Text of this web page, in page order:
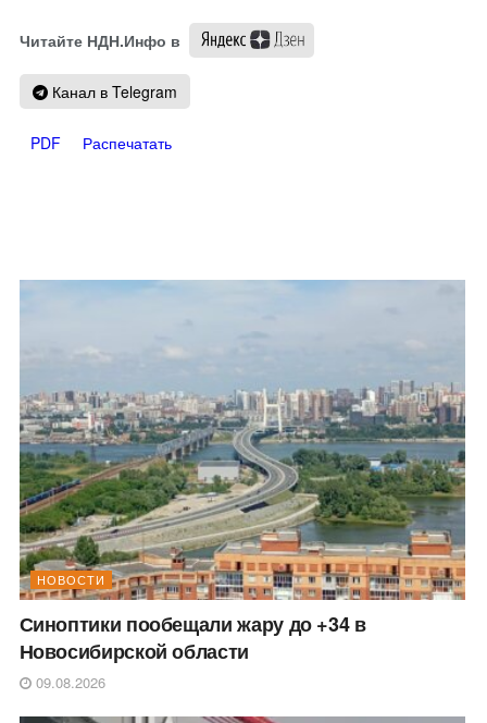
Читайте НДН.Инфо в
Канал в Telegram
PDF Распечатать
НОВОСТИ
Синоптики пообещали жару до +34 в
Новосибирской области
09.08.2026